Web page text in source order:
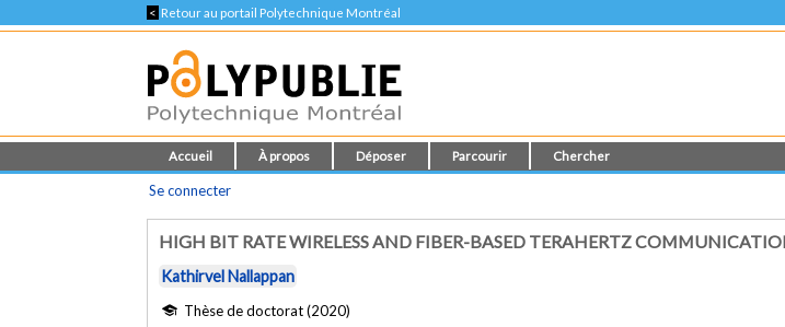
< Retour au portail Polytechnique Montréal
Accueil À propos Déposer Parcourir Chercher
Se connecter
HIGH BIT RATE WIRELESS AND FIBER-BASED TERAHERTZ
Kathirvel Nallappan
Thèse de doctorat (2020)